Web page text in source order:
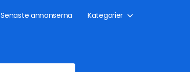
Senaste annonserna Kategorier